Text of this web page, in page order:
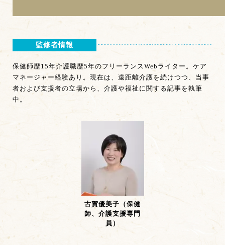
監修者情報
保健師歴15年介護職歴5年のフリーランスWebライター。ケア
マネージャー経験あり。現在は、遠距離介護を続けつつ、当事
者および支援者の立場から、介護や福祉に関する記事を執筆
中。
古賀優美子（保健
師、介護支援専門
員）